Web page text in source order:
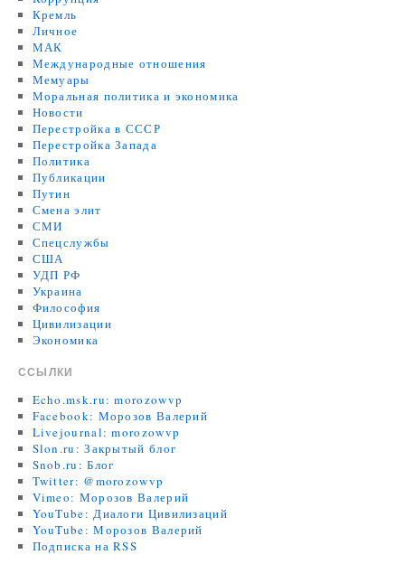
Кремль
Личное
МАК
Международные отношения
Мемуары
Моральная политика и экономика
Новости
Перестройка в СССР
Перестройка Запада
Политика
Публикации
Путин
Смена элит
СМИ
Спецслужбы
США
УДП РФ
Украина
Философия
Цивилизации
Экономика
ССЫЛКИ
Echo.msk.ru: morozowvp
Facebook: Морозов Валерий
Livejournal: morozowvp
Slon.ru: Закрытый блог
Snob.ru: Блог
Twitter: @morozowvp
Vimeo: Морозов Валерий
YouTube: Диалоги Цивилизаций
YouTube: Морозов Валерий
Подписка на RSS